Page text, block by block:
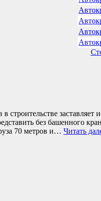
строительстве
без башенного
70 метров и… Читать